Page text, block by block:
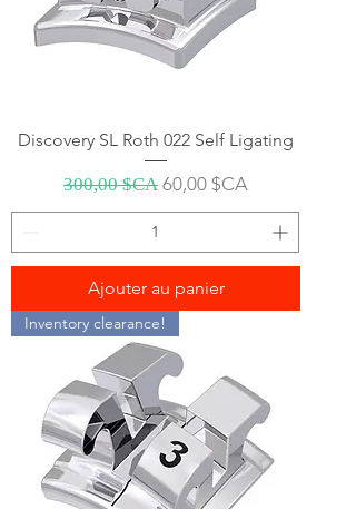
Discovery SL Roth 022 Self Ligating
Prix original
300,00 $CA Prix promotionnel
60,00 $CA
Ajouter au panier
Inventory clearance!